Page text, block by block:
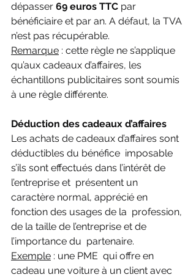
dépasser 69 euros TTC par
bénéficiaire et par an. A défaut, la TVA
n’est pas récupérable.
Remarque : cette règle ne s’applique
qu’aux cadeaux d’affaires, les
échantillons publicitaires sont soumis
à une règle différente.
Déduction des cadeaux d’affaires
Les achats de cadeaux d’affaires sont
déductibles du bénéfice  imposable
s’ils sont effectués dans l’intérêt de
l’entreprise et  présentent un
caractère normal, apprécié en
fonction des usages de la  profession,
de la taille de l’entreprise et de
l’importance du  partenaire.
Exemple : une PME  qui offre en
cadeau une voiture à un client avec